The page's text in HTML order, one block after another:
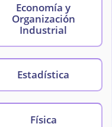
Economía y
Organización
Industrial
Estadística
Física